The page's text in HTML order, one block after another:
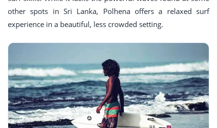
other spots in Sri Lanka, Polhena offers a relaxed surf
experience in a beautiful, less crowded setting.